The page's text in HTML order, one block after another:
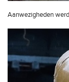
Aanwezigheden